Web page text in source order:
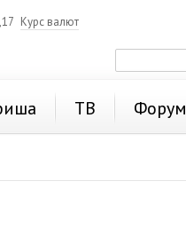
Курс валют
ТВ Форум